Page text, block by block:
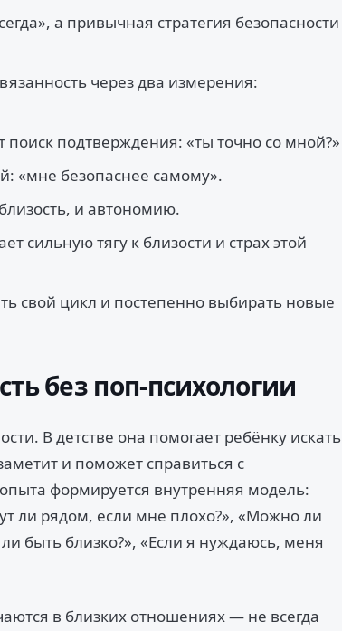
а привычная стратегия безопасности
через два измерения:
подтверждения: «ты точно со мной?»
«мне безопаснее самому».
и автономию.
сильную тягу к близости и страх этой
свой цикл и постепенно выбирать новые
без поп-психологии
В детстве она помогает ребёнку искать
и поможет справиться с
формируется внутренняя модель:
ли рядом, если мне плохо?», «Можно ли
быть близко?», «Если я нуждаюсь, меня
в близких отношениях — не всегда